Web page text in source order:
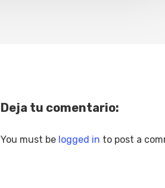
Deja tu comentario:
You must be logged in to post a